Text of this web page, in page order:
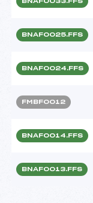
BNAF0025.FFS
BNAF0024.FFS
FMBF0012
BNAF0014.FFS
BNAF0013.FFS